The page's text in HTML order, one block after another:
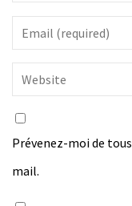
Prévenez-moi de
mail.